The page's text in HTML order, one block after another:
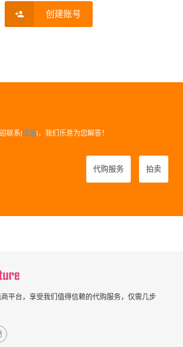
创建账号
联系[这里]，我们乐意为您解答！
代购服务 拍卖
平台，享受我们值得信赖的代购服务，仅需几步